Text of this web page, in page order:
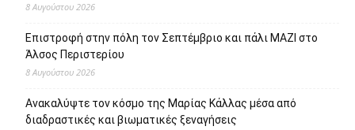
8 Αυγούστου 2026
Επιστροφή στην πόλη τον Σεπτέμβριο και πάλι ΜΑΖΙ στο
Άλσος Περιστερίου
8 Αυγούστου 2026
Ανακαλύψτε τον κόσμο της Μαρίας Κάλλας μέσα από
διαδραστικές και βιωματικές ξεναγήσεις